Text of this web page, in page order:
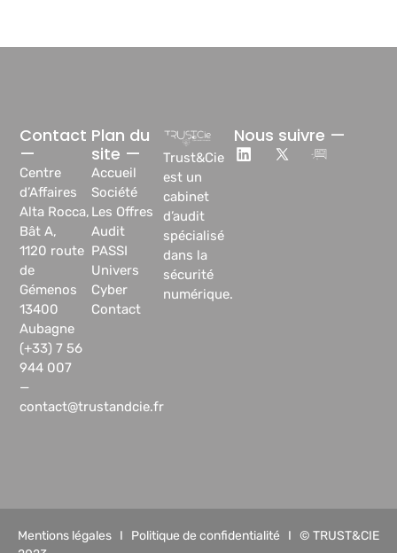
Trust&Cie
est un
cabinet
d’audit
spécialisé
dans la
sécurité
numérique.
Plan du
site —
Accueil
Société
Les Offres
Audit
PASSI
Univers
Cyber
Contact
Contact
—
Centre
d’Affaires
Alta Rocca,
Bât A,
1120 route
de
Gémenos
13400
Aubagne
(+33) 7 56
944 007
—
contact@trustandcie.fr
Nous suivre —
Mentions légales I Politique de confidentialité I © TRUST&CIE